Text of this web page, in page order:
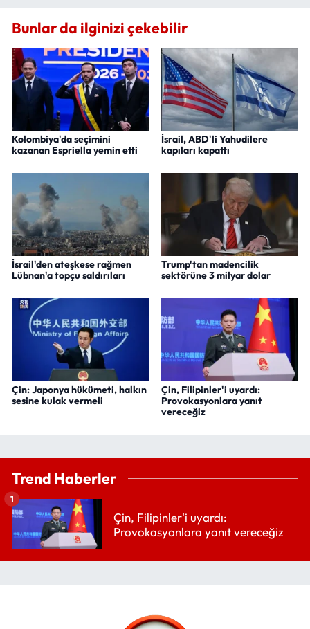
Bunlar da ilginizi çekebilir
Kolombiya'da seçimini
kazanan Espriella yemin etti
İsrail, ABD'li Yahudilere
kapıları kapattı
İsrail'den ateşkese rağmen
Lübnan'a topçu saldırıları
Trump'tan madencilik
sektörüne 3 milyar dolar
Çin: Japonya hükümeti, halkın
sesine kulak vermeli
Çin, Filipinler'i uyardı:
Provokasyonlara yanıt
vereceğiz
Trend Haberler
Çin, Filipinler'i uyardı:
Provokasyonlara yanıt vereceğiz
1